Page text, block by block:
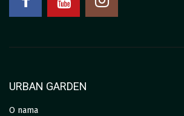
URBAN GARDEN
O nama